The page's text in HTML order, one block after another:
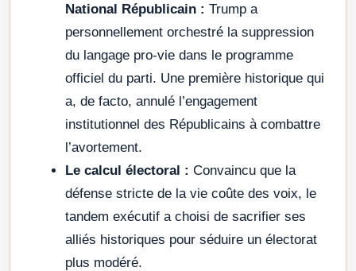
National Républicain : Trump a
personnellement orchestré la suppression
du langage pro-vie dans le programme
officiel du parti. Une première historique qui
a, de facto, annulé l’engagement
institutionnel des Républicains à combattre
l’avortement.
Le calcul électoral : Convaincu que la
défense stricte de la vie coûte des voix, le
tandem exécutif a choisi de sacrifier ses
alliés historiques pour séduire un électorat
plus modéré.